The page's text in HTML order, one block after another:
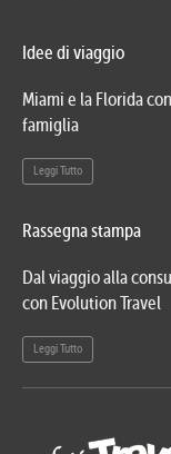
Idee di viaggio
Miami e la Florida
famiglia
Leggi Tutto
Rassegna stampa
Dal viaggio alla
con Evolution Travel
Leggi Tutto